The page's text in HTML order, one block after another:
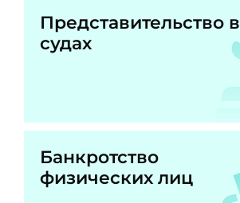
Представительство в
судах
Банкротство
физических лиц